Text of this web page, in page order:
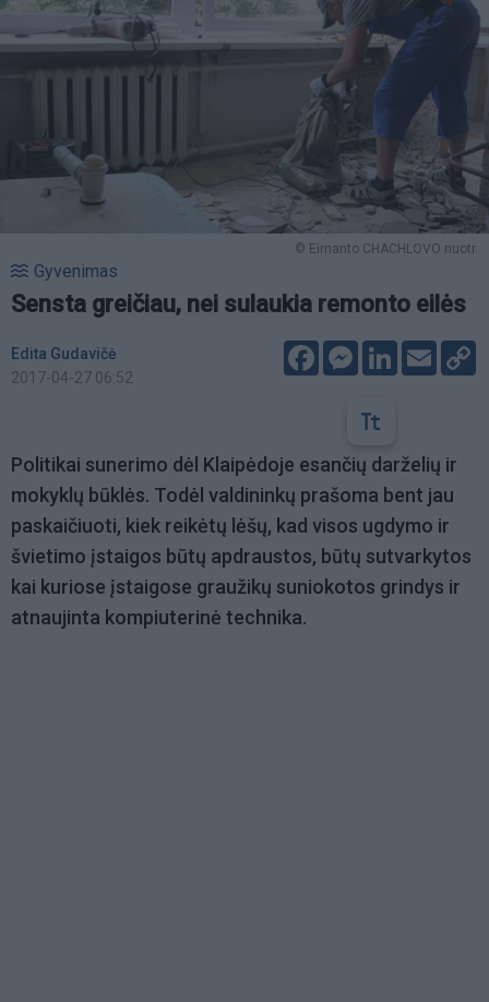
© Eimanto CHACHLOVO nuotr.
Gyvenimas
Sensta greičiau, nei sulaukia remonto eilės
Edita Gudavičė
2017-04-27 06:52
FacebookMessenger
LinkedIn
Email
Politikai sunerimo dėl Klaipėdoje esančių darželių ir
mokyklų būklės. Todėl valdininkų prašoma bent jau
paskaičiuoti, kiek reikėtų lėšų, kad visos ugdymo ir
švietimo įstaigos būtų apdraustos, būtų sutvarkytos
kai kuriose įstaigose graužikų suniokotos grindys ir
atnaujinta kompiuterinė technika.